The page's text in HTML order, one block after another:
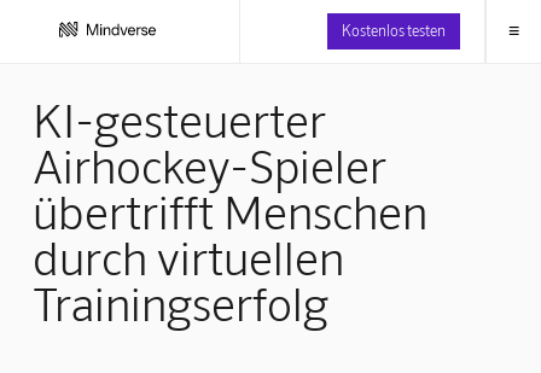
Kostenlos testen ≡
KI-gesteuerter
Airhockey-Spieler
übertrifft Menschen
durch virtuellen
Trainingserfolg